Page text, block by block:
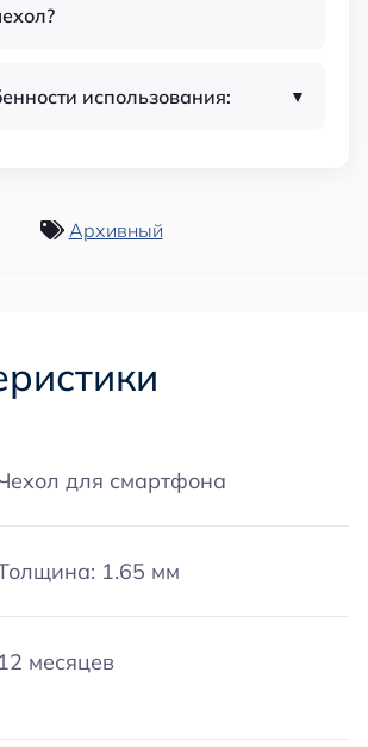
использования:
Архивный
для смартфона
1.65 мм
12 месяцев